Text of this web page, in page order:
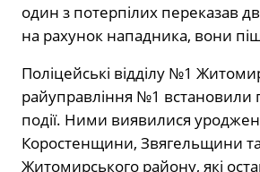
один з потерпілих переказав
на рахунок нападника, вони
Поліцейські відділу №1
райуправління №1 встановили
події. Ними виявилися
Коростенщини, Звягельщини та
Житомирського району, які